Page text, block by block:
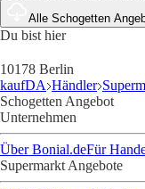
Alle Schogetten
Du bist hier
10178 Berlin
kaufDA Händler
Schogetten Angebot
Unternehmen
Über Bonial.deFür
Supermarkt Angebote